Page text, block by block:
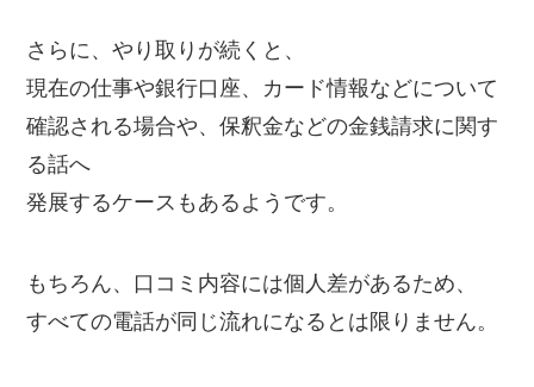
さらに、やり取りが続くと、
現在の仕事や銀行口座、カード情報などについて
確認される場合や、保釈金などの金銭請求に関す
る話へ
発展するケースもあるようです。
もちろん、口コミ内容には個人差があるため、
すべての電話が同じ流れになるとは限りません。